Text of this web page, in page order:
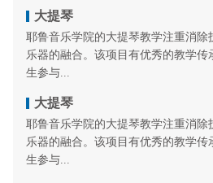
大提琴
耶鲁音乐学院的大提琴教学注重消除
乐器的融合。该项目有优秀的教学
生参与...
大提琴
耶鲁音乐学院的大提琴教学注重消除
乐器的融合。该项目有优秀的教学
生参与...